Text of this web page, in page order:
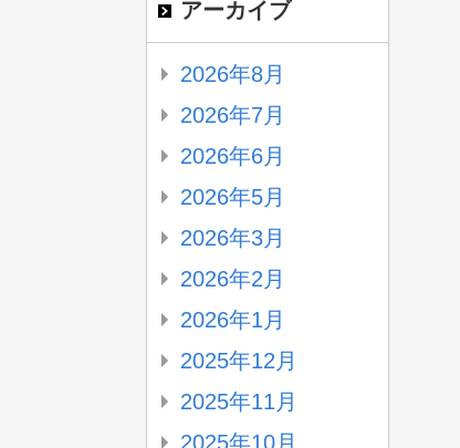
アーカイブ
2026年8月
2026年7月
2026年6月
2026年5月
2026年3月
2026年2月
2026年1月
2025年12月
2025年11月
2025年10月